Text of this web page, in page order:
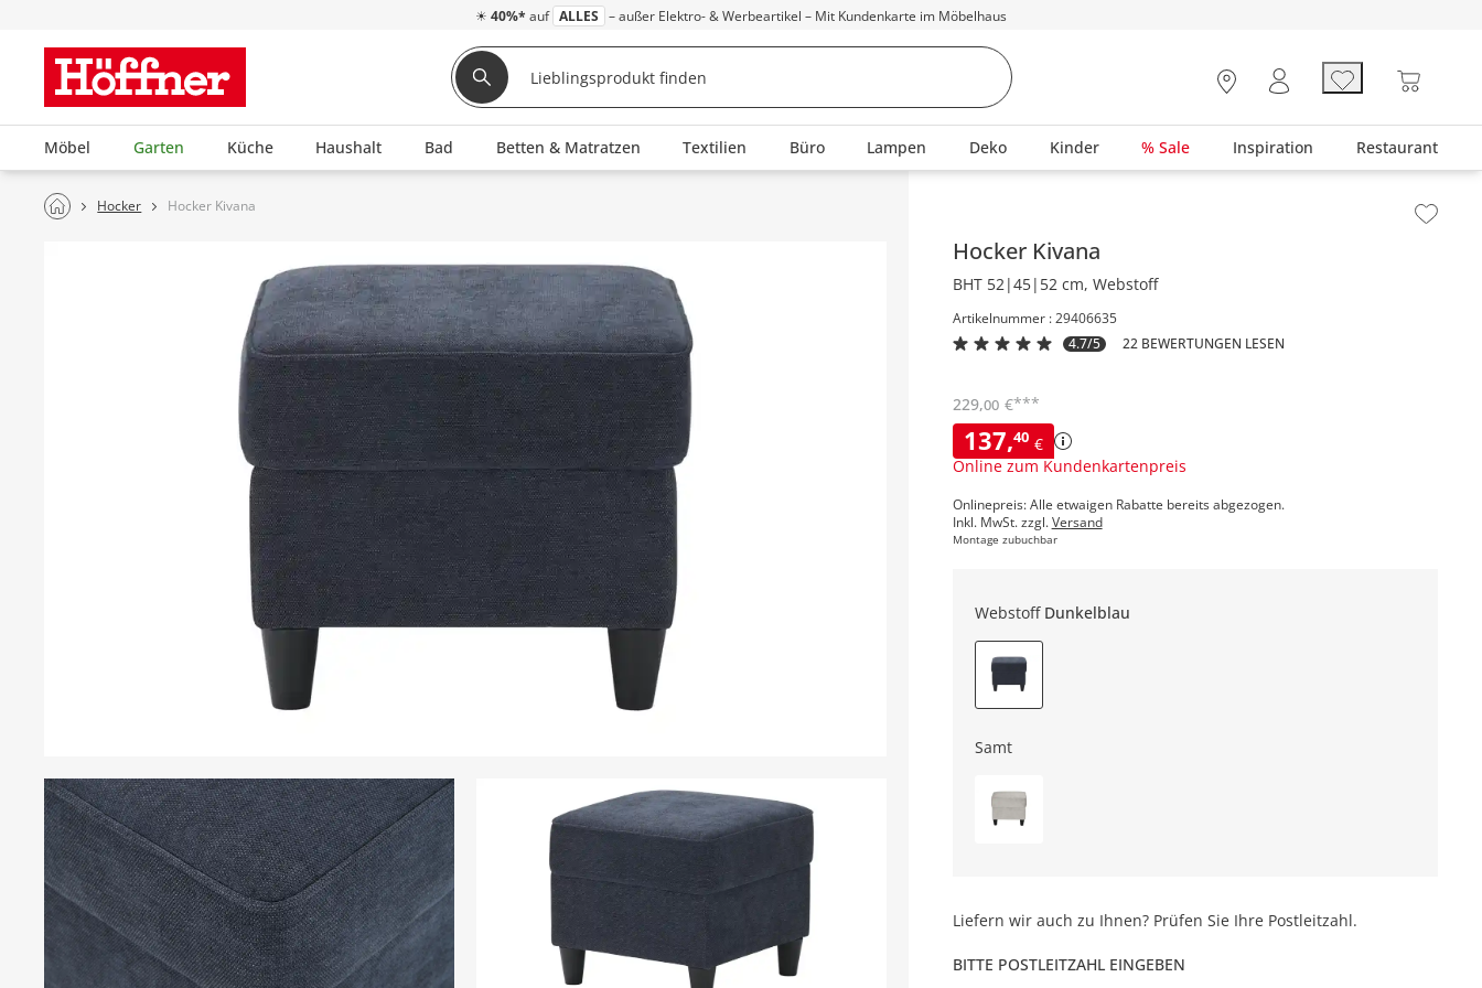
☀ 40%* auf ALLES – außer Elektro- & Werbeartikel – Mit Kundenkarte im Möbelhaus
Möbel Garten Küche Haushalt Bad Betten & Matratzen Textilien Büro Lampen Deko Kinder % Sale Inspiration Restaurant
Hocker Hocker Kivana
Hocker Kivana
BHT 52|45|52 cm, Webstoff
Artikelnummer : 29406635
4.7/5
22 BEWERTUNGEN LESEN
137,40 €
Online zum Kundenkartenpreis
229,00 €***
Onlinepreis: Alle etwaigen Rabatte bereits abgezogen.
Inkl. MwSt. zzgl.Versand
Montage zubuchbar
Webstoff Dunkelblau
Samt
Liefern wir auch zu Ihnen? Prüfen Sie Ihre Postleitzahl.
BITTE POSTLEITZAHL EINGEBEN